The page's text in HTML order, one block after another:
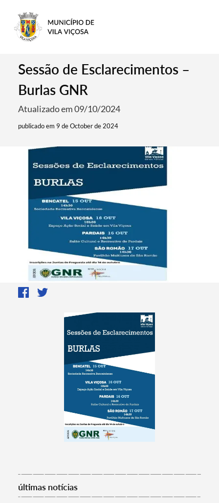
Termo de Pesquisa
Sessão de Esclarecimentos –
Burlas GNR
Atualizado em 09/10/2024
publicado em 9 de October de 2024
últimas notícias